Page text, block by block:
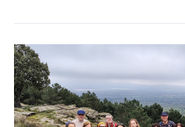
Jalón
–
Álbum
de
Fotos